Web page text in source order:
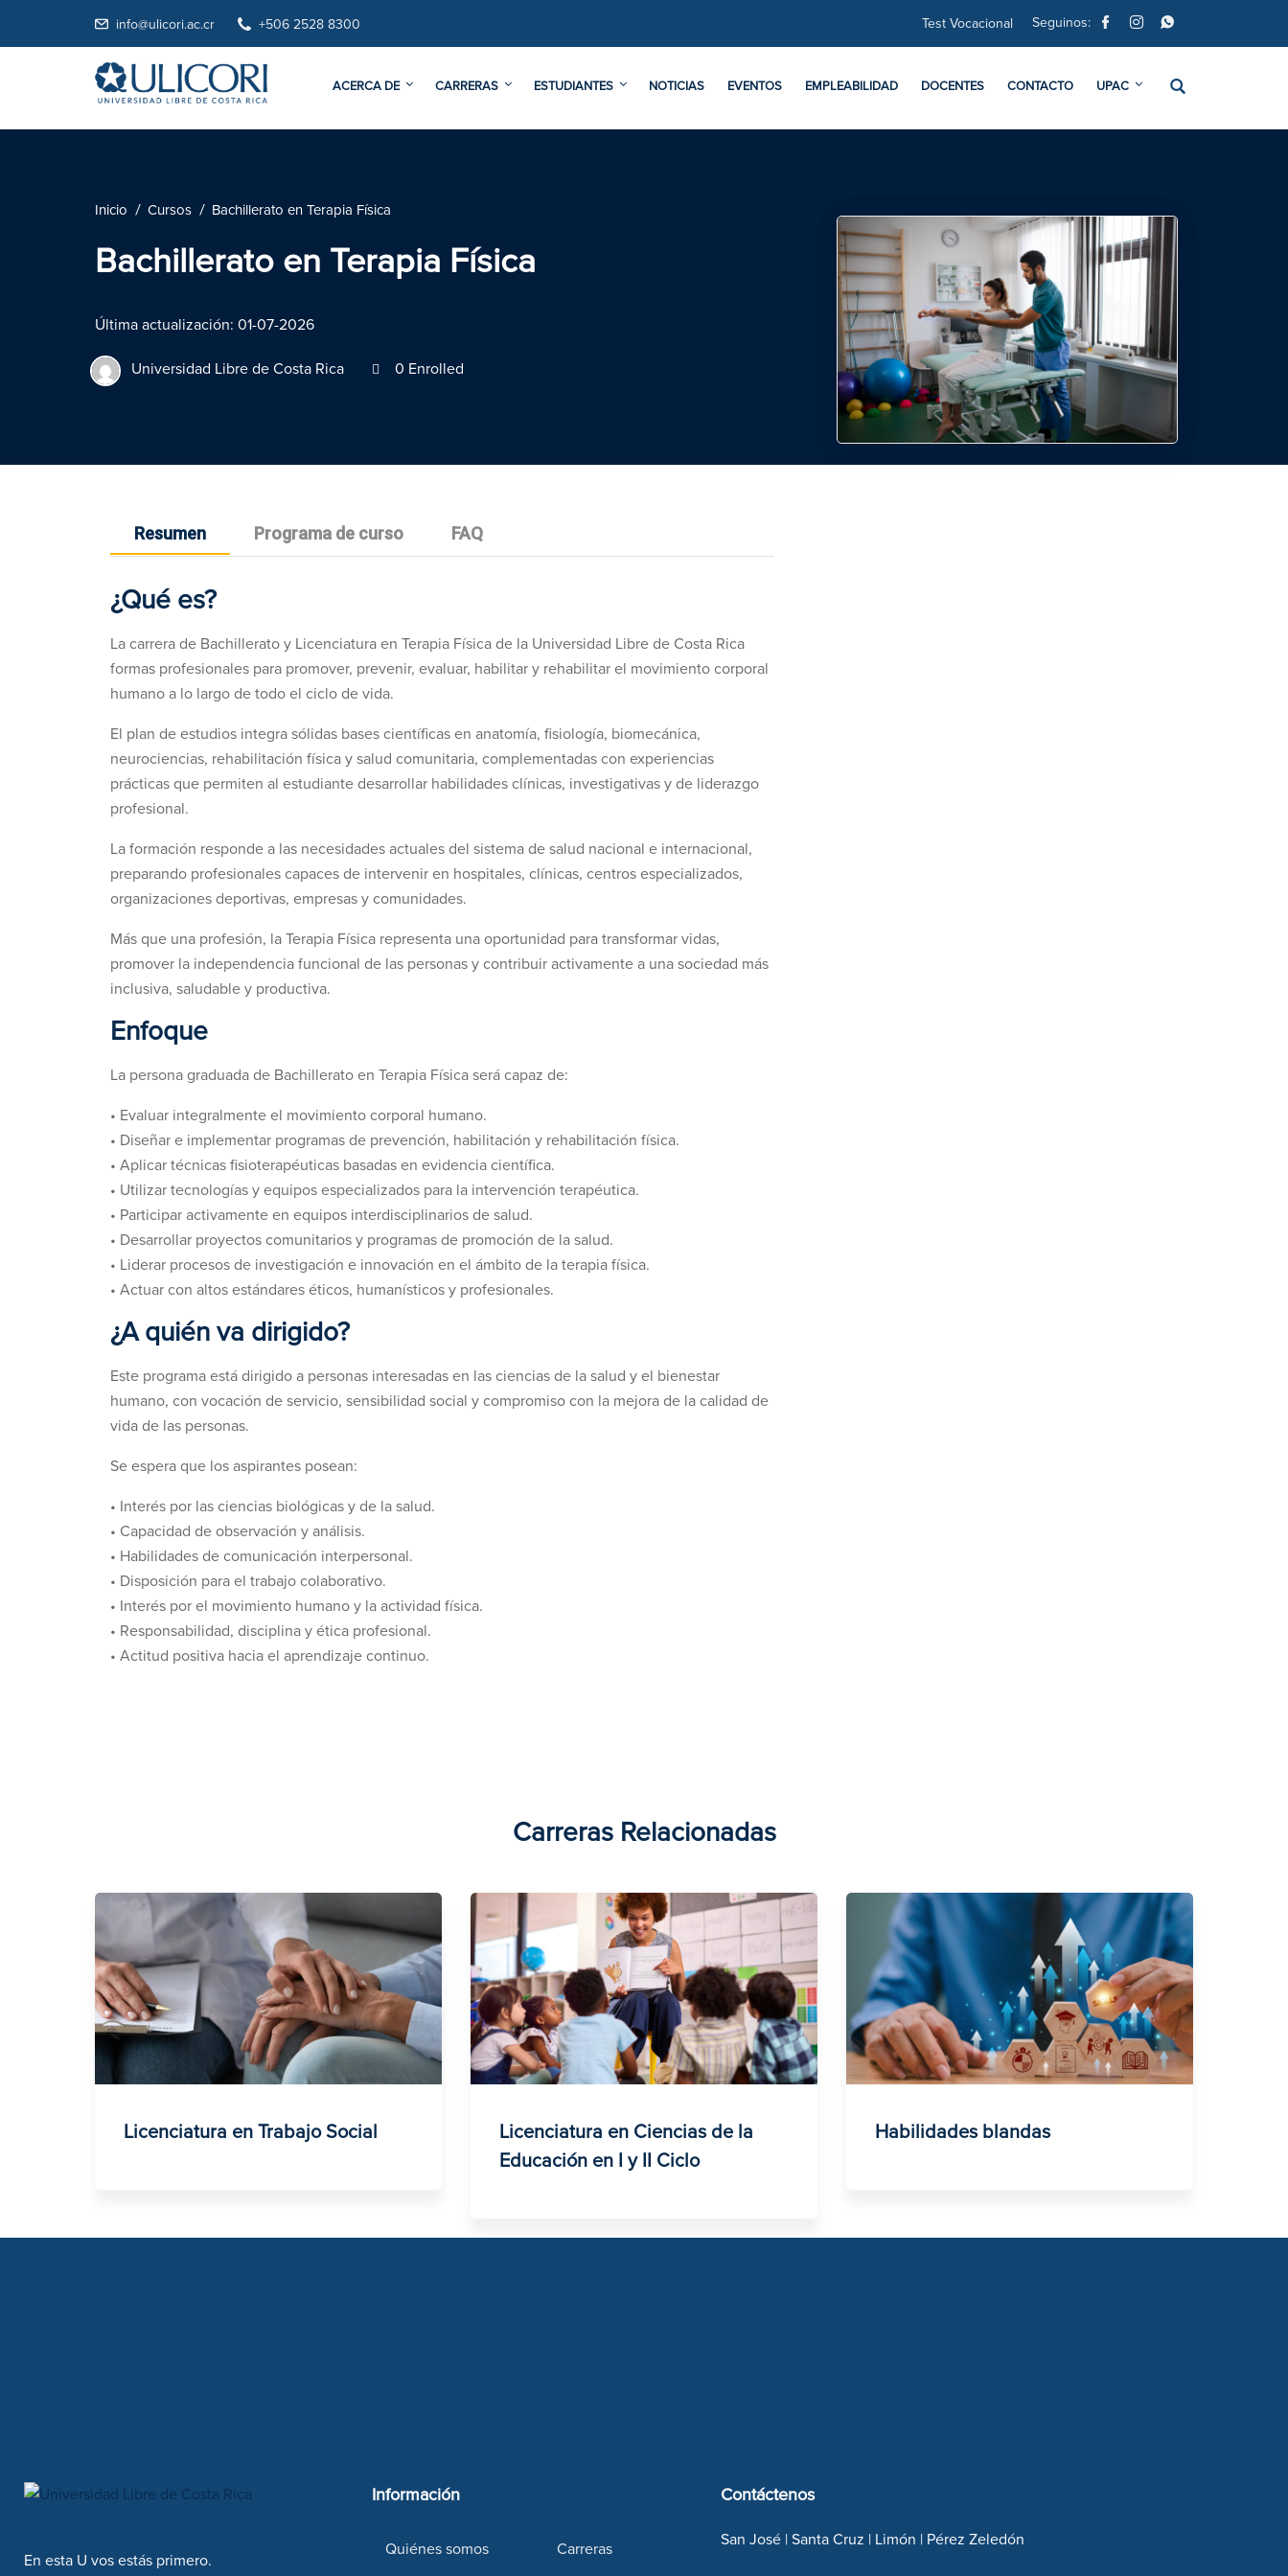
info@ulicori.ac.cr +506 2528 8300 Test Vocacional Seguinos:
ACERCA DE CARRERAS ESTUDIANTES NOTICIAS EVENTOS EMPLEABILIDAD DOCENTES CONTACTO UPAC
Inicio Cursos Bachillerato en Terapia Física
Bachillerato en Terapia Física
Última actualización: 01-07-2026
Universidad Libre de Costa Rica 0 Enrolled
Resumen Programa de curso FAQ
¿Qué es?
La carrera de Bachillerato y Licenciatura en Terapia Física de la Universidad Libre de Costa Rica
formas profesionales para promover, prevenir, evaluar, habilitar y rehabilitar el movimiento corporal
humano a lo largo de todo el ciclo de vida.
El plan de estudios integra sólidas bases científicas en anatomía, fisiología, biomecánica,
neurociencias, rehabilitación física y salud comunitaria, complementadas con experiencias
prácticas que permiten al estudiante desarrollar habilidades clínicas, investigativas y de liderazgo
profesional.
La formación responde a las necesidades actuales del sistema de salud nacional e internacional,
preparando profesionales capaces de intervenir en hospitales, clínicas, centros especializados,
organizaciones deportivas, empresas y comunidades.
Más que una profesión, la Terapia Física representa una oportunidad para transformar vidas,
promover la independencia funcional de las personas y contribuir activamente a una sociedad más
inclusiva, saludable y productiva.
Enfoque
La persona graduada de Bachillerato en Terapia Física será capaz de:
• Evaluar integralmente el movimiento corporal humano.
• Diseñar e implementar programas de prevención, habilitación y rehabilitación física.
• Aplicar técnicas fisioterapéuticas basadas en evidencia científica.
• Utilizar tecnologías y equipos especializados para la intervención terapéutica.
• Participar activamente en equipos interdisciplinarios de salud.
• Desarrollar proyectos comunitarios y programas de promoción de la salud.
• Liderar procesos de investigación e innovación en el ámbito de la terapia física.
• Actuar con altos estándares éticos, humanísticos y profesionales.
¿A quién va dirigido?
Este programa está dirigido a personas interesadas en las ciencias de la salud y el bienestar
humano, con vocación de servicio, sensibilidad social y compromiso con la mejora de la calidad de
vida de las personas.
Se espera que los aspirantes posean:
• Interés por las ciencias biológicas y de la salud.
• Capacidad de observación y análisis.
• Habilidades de comunicación interpersonal.
• Disposición para el trabajo colaborativo.
• Interés por el movimiento humano y la actividad física.
• Responsabilidad, disciplina y ética profesional.
• Actitud positiva hacia el aprendizaje continuo.
Carreras Relacionadas
Licenciatura en Trabajo Social
Licenciatura en Ciencias de la
Educación en I y II Ciclo
Habilidades blandas
En esta U vos estás primero.
Información
Quiénes somos Carreras
Contáctenos
San José | Santa Cruz | Limón | Pérez Zeledón